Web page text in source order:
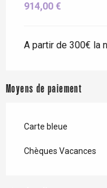
914,00 €
A partir de 300€ la
Moyens de paiement
Carte bleue
Chèques Vacances